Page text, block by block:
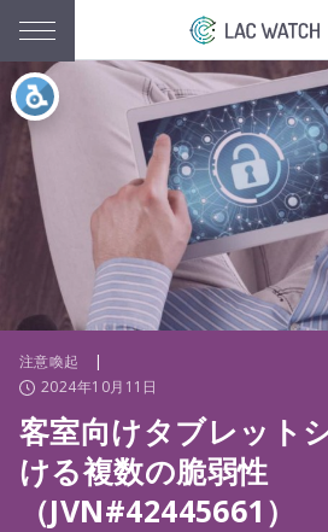
注意喚起
|
2024年10月11日
客室向けタブレット
ける複数の脆弱性
（JVN#42445661）